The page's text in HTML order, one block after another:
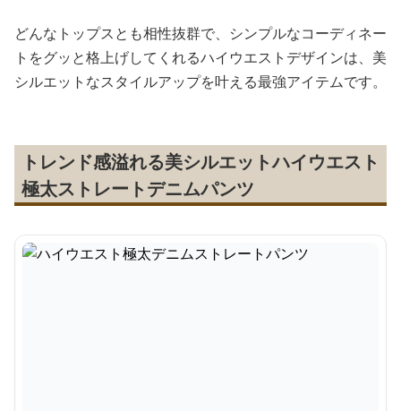
どんなトップスとも相性抜群で、シンプルなコーディネー
トをグッと格上げしてくれるハイウエストデザインは、美
シルエットなスタイルアップを叶える最強アイテムです。
トレンド感溢れる美シルエットハイウエスト
極太ストレートデニムパンツ